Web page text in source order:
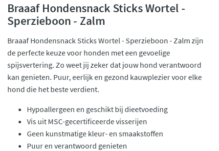
Braaaf Hondensnack Sticks Wortel -
Sperzieboon - Zalm
Braaaf Hondensnack Sticks Wortel - Sperzieboon - Zalm zijn
de perfecte keuze voor honden met een gevoelige
spijsvertering. Zo weet jij zeker dat jouw hond verantwoord
kan genieten. Puur, eerlijk en gezond kauwplezier voor elke
hond die het beste verdient.
Hypoallergeen en geschikt bij dieetvoeding
Vis uit MSC-gecertificeerde visserijen
Geen kunstmatige kleur- en smaakstoffen
Puur en verantwoord genieten